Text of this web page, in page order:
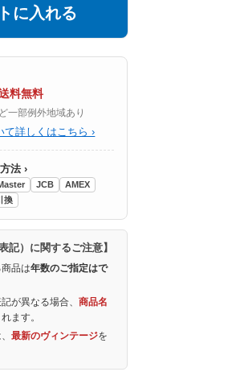
に入れる
料無料
一部例外地域あり
て詳しくはこちら ›
法 ›
JCB
AMEX
換
記）に関するご注意】
品は年数のご指定はで
が異なる場合、商品名
ます。
、最新のヴィンテージを